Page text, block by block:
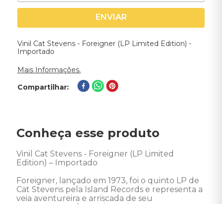
ENVIAR
Vinil Cat Stevens - Foreigner (LP Limited Edition) -
Importado
Mais Informações.
Compartilhar
Conheça esse produto
Vinil Cat Stevens - Foreigner (LP Limited
Edition) – Importado
Foreigner, lançado em 1973, foi o quinto LP de
Cat Stevens pela Island Records e representa a
veia aventureira e arriscada de seu